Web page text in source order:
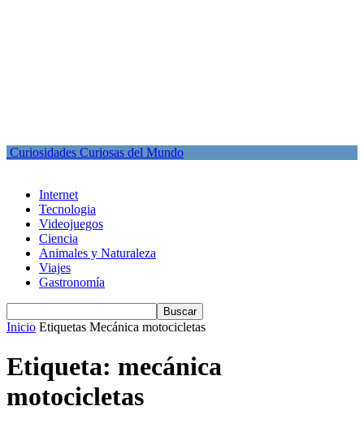
Curiosidades Curiosas del Mundo
Internet
Tecnologia
Videojuegos
Ciencia
Animales y Naturaleza
Viajes
Gastronomía
Inicio Etiquetas Mecánica motocicletas
Etiqueta: mecánica
motocicletas